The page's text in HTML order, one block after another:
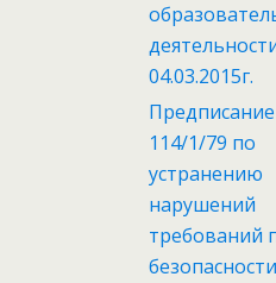
04.03.2015г.
114/1/79 по
устранению
нарушений
требований